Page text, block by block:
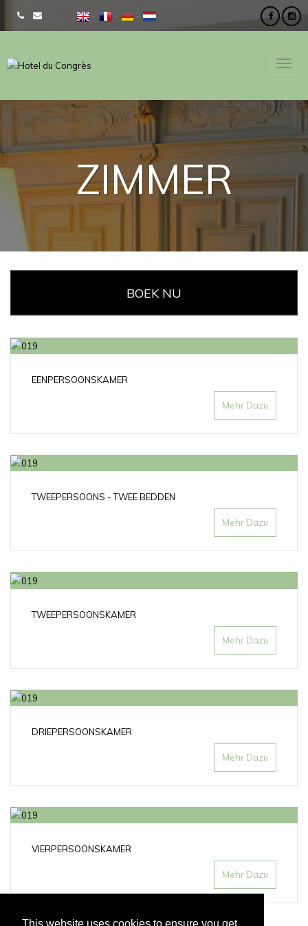
ZIMMER
BOEK NU
EENPERSOONSKAMER
Mehr Dazu
TWEEPERSOONS - TWEE BEDDEN
Mehr Dazu
TWEEPERSOONSKAMER
Mehr Dazu
DRIEPERSOONSKAMER
Mehr Dazu
VIERPERSOONSKAMER
Mehr Dazu